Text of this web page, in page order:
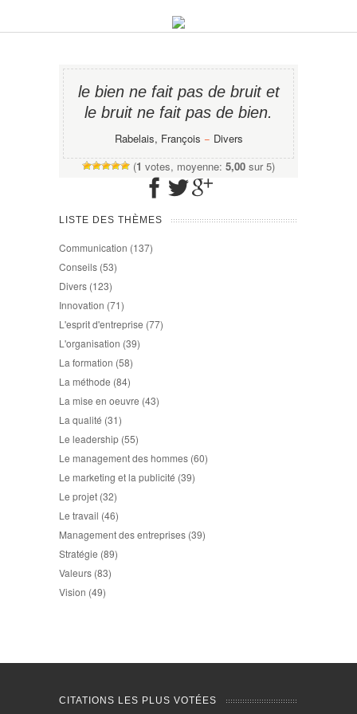
le bien ne fait pas de bruit et
le bruit ne fait pas de bien.
Rabelais, François − Divers
(1 votes, moyenne: 5,00 sur 5)
LISTE DES THÈMES
Communication (137)
Conseils (53)
Divers (123)
Innovation (71)
L'esprit d'entreprise (77)
L'organisation (39)
La formation (58)
La méthode (84)
La mise en oeuvre (43)
La qualité (31)
Le leadership (55)
Le management des hommes (60)
Le marketing et la publicité (39)
Le projet (32)
Le travail (46)
Management des entreprises (39)
Stratégie (89)
Valeurs (83)
Vision (49)
CITATIONS LES PLUS VOTÉES